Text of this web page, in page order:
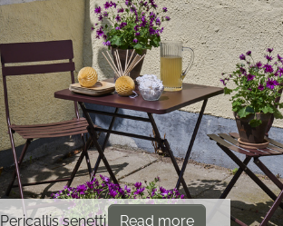
Pericallis senetti Read more